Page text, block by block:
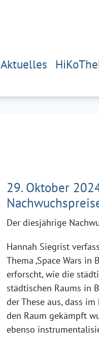
Aktuelles
29. Oktober
Der diesjährige
Hannah Siegrist
Thema ‚Space Wars
erforscht, wie die
städtischen Raums in
der These aus, dass
den Raum gekämpft
ebenso